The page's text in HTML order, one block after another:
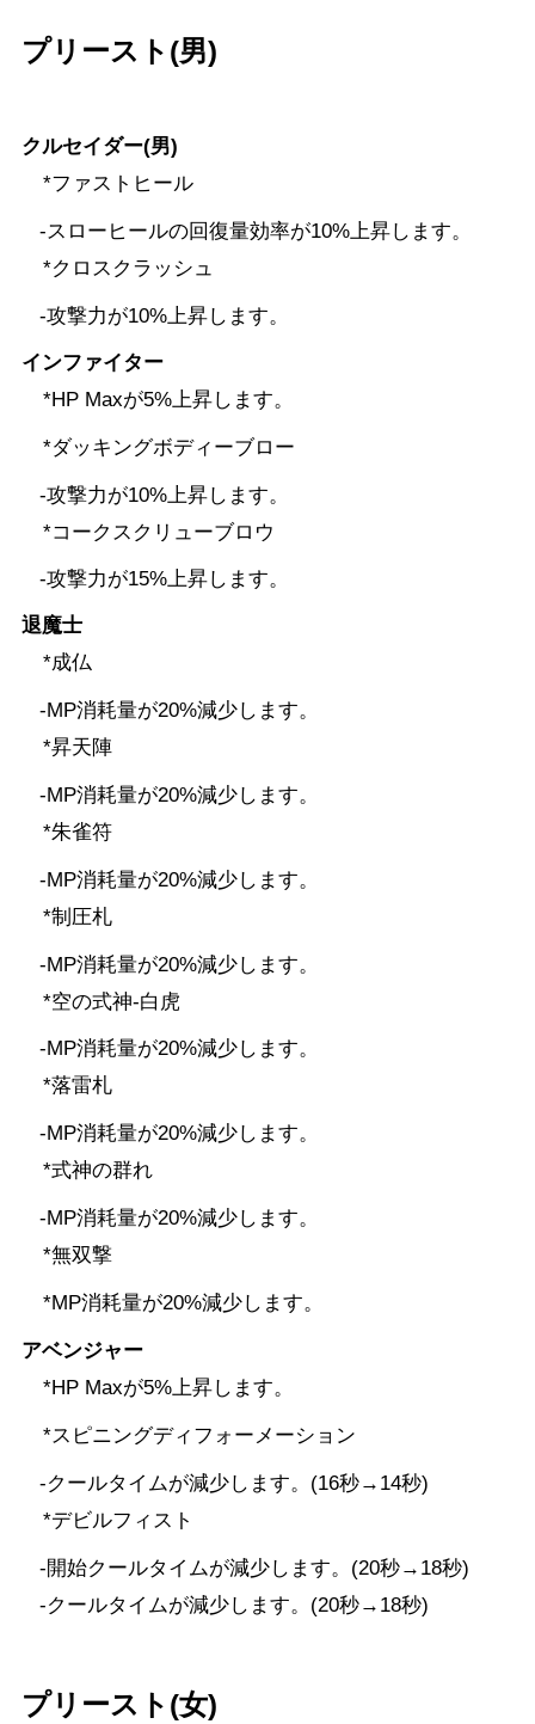
プリースト(男)
クルセイダー(男)
*ファストヒール
-スローヒールの回復量効率が10%上昇します。
*クロスクラッシュ
-攻撃力が10%上昇します。
インファイター
*HP Maxが5%上昇します。
*ダッキングボディーブロー
-攻撃力が10%上昇します。
*コークスクリューブロウ
-攻撃力が15%上昇します。
退魔士
*成仏
-MP消耗量が20%減少します。
*昇天陣
-MP消耗量が20%減少します。
*朱雀符
-MP消耗量が20%減少します。
*制圧札
-MP消耗量が20%減少します。
*空の式神-白虎
-MP消耗量が20%減少します。
*落雷札
-MP消耗量が20%減少します。
*式神の群れ
-MP消耗量が20%減少します。
*無双撃
*MP消耗量が20%減少します。
アベンジャー
*HP Maxが5%上昇します。
*スピニングディフォーメーション
-クールタイムが減少します。(16秒→14秒)
*デビルフィスト
-開始クールタイムが減少します。(20秒→18秒)
-クールタイムが減少します。(20秒→18秒)
プリースト(女)